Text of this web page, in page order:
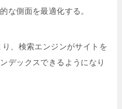
な側面を最適化する。
、検索エンジンがサイトを
デックスできるようになり